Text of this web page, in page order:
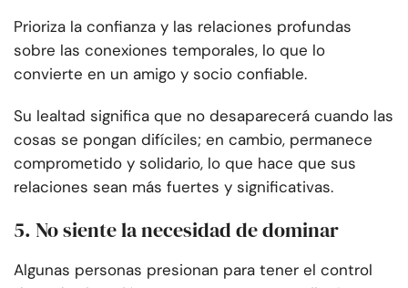
Prioriza la confianza y las relaciones profundas
sobre las conexiones temporales, lo que lo
convierte en un amigo y socio confiable.
Su lealtad significa que no desaparecerá cuando las
cosas se pongan difíciles; en cambio, permanece
comprometido y solidario, lo que hace que sus
relaciones sean más fuertes y significativas.
5. No siente la necesidad de dominar
Algunas personas presionan para tener el control